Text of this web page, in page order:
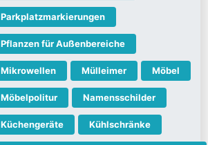
Parkplatzmarkierungen
Pflanzen für Außenbereiche
Mikrowellen Mülleimer Möbel
Möbelpolitur Namensschilder
Küchengeräte Kühlschränke